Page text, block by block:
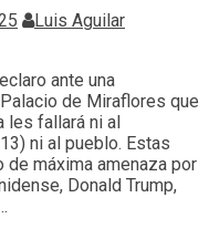
Luis Aguilar
ante una
de Miraflores que
les fallará ni al
ni al pueblo. Estas
máxima amenaza por
Donald Trump,